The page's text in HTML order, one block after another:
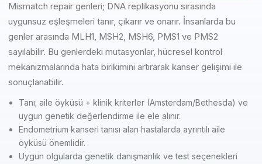
Mismatch repair genleri; DNA replikasyonu sırasında
uygunsuz eşleşmeleri tanır, çıkarır ve onarır. İnsanlarda bu
genler arasında MLH1, MSH2, MSH6, PMS1 ve PMS2
sayılabilir. Bu genlerdeki mutasyonlar, hücresel kontrol
mekanizmalarında hata birikimini artırarak kanser gelişimi ile
sonuçlanabilir.
Tanı; aile öyküsü + klinik kriterler (Amsterdam/Bethesda) ve
uygun genetik değerlendirme ile ele alınır.
Endometrium kanseri tanısı alan hastalarda ayrıntılı aile
öyküsü önemlidir.
Uygun olgularda genetik danışmanlık ve test seçenekleri